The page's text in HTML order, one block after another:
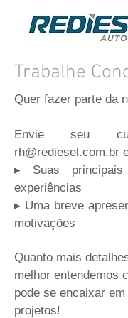
Trabalhe
Quer fazer parte da
Envie seu
rh@rediesel.com.br
​▸ Suas
experiências
▸ Uma breve
motivações
Quanto mais
melhor entendemos
pode se encaixar
projetos!